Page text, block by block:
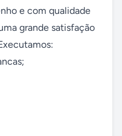
e com qualidade
grande satisfação